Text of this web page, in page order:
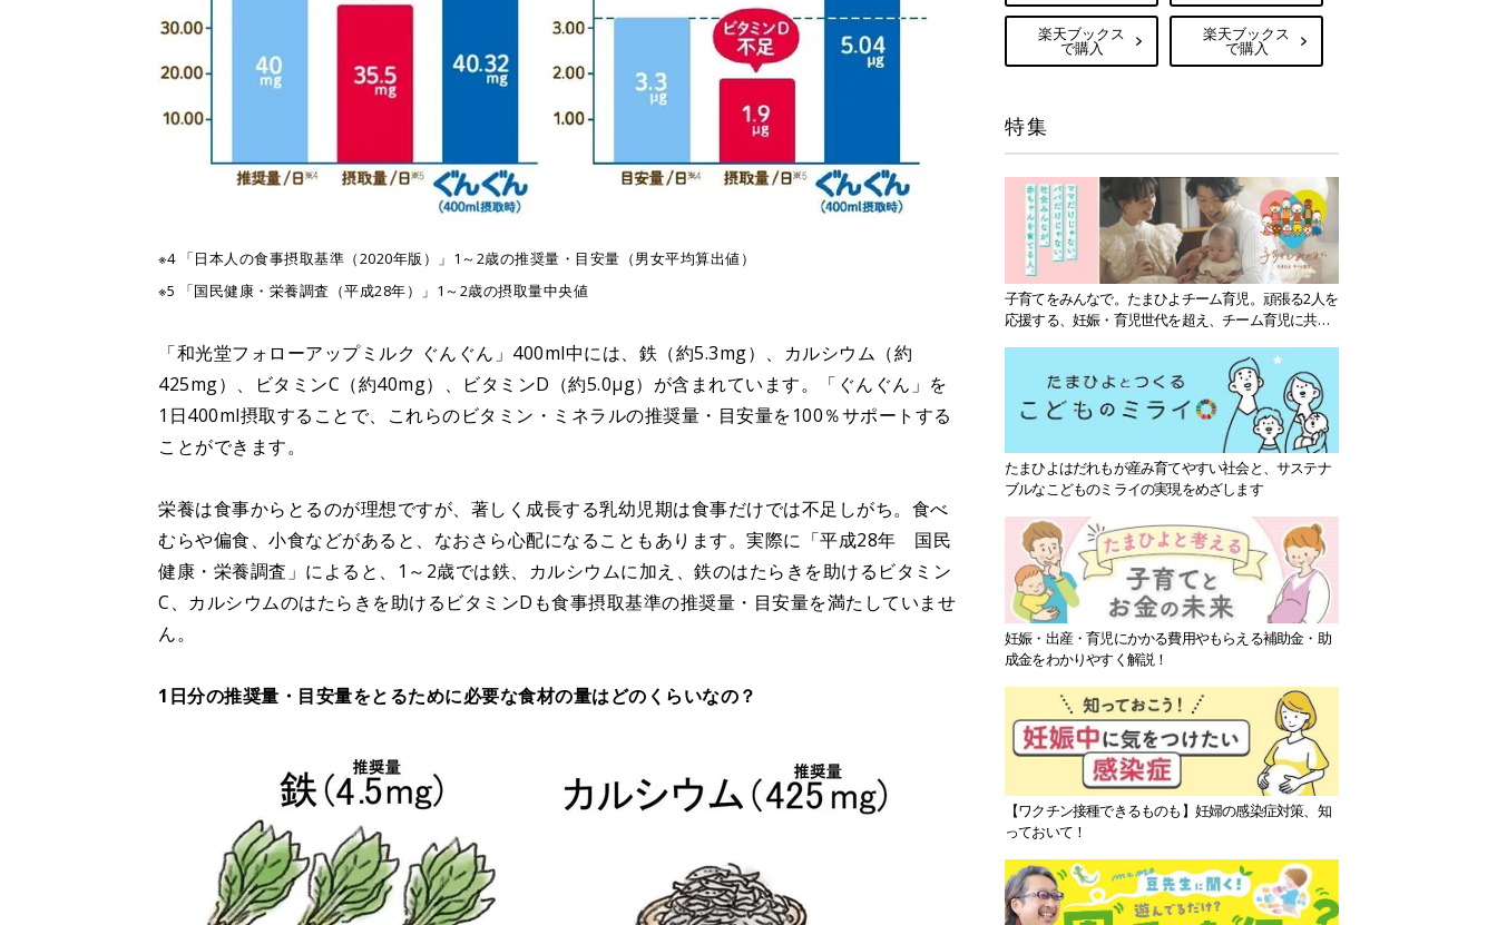
※4 「日本人の食事摂取基準（2020年版）」1～2歳の推奨量・目安量（男女平均算出値）
※5 「国民健康・栄養調査（平成28年）」1～2歳の摂取量中央値
「和光堂フォローアップミルク ぐんぐん」400ml中には、鉄（約5.3mg）、カルシウム（約
425mg）、ビタミンC（約40mg）、ビタミンD（約5.0μg）が含まれています。「ぐんぐん」を
1日400ml摂取することで、これらのビタミン・ミネラルの推奨量・目安量を100％サポートする
ことができます。
栄養は食事からとるのが理想ですが、著しく成長する乳幼児期は食事だけでは不足しがち。食べ
むらや偏食、小食などがあると、なおさら心配になることもあります。実際に「平成28年 国民
健康・栄養調査」によると、1～2歳では鉄、カルシウムに加え、鉄のはたらきを助けるビタミン
C、カルシウムのはたらきを助けるビタミンDも食事摂取基準の推奨量・目安量を満たしていませ
ん。
1日分の推奨量・目安量をとるために必要な食材の量はどのくらいなの？
楽天ブックス
で購入
楽天ブックス
で購入
特集
子育てをみんなで。たまひよチーム育児。頑張る2人を
応援する、妊娠・育児世代を超え、チーム育児に共感
たまひよはだれもが産み育てやすい社会と、サステナ
ブルなこどものミライの実現をめざします
妊娠・出産・育児にかかる費用やもらえる補助金・助
成金をわかりやすく解説！
【ワクチン接種できるものも】妊婦の感染症対策、知
っておいて！